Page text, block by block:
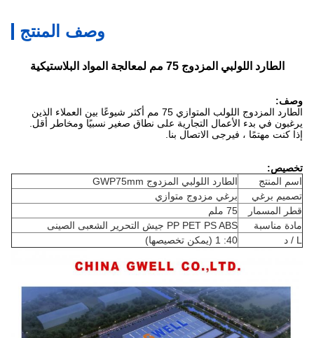
وصف المنتج
الطارد اللولبي المزدوج 75 مم لمعالجة المواد البلاستيكية
وصف:
الطارد المزدوج اللولب المتوازي 75 مم أكثر شيوعًا بين العملاء الذين
يرغبون في بدء الأعمال التجارية على نطاق صغير نسبيًا ومخاطر أقل.
إذا كنت مهتمًا ، فيرجى الاتصال بنا.
تخصيص:
اسم المنتج
الطارد اللولبي المزدوج GWP75mm
تصميم برغي
برغي مزدوج متوازي
قطر المسمار
75 ملم
مادة مناسبة
PP PET PS ABS جيش التحرير الشعبى الصينى
40: 1 (يمكن تخصيصها)